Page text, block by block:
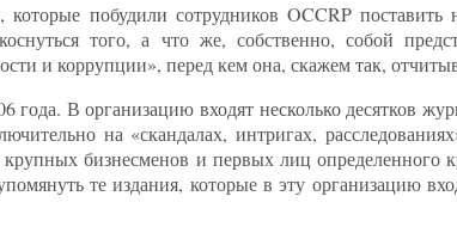
побудили сотрудников OCCRP поставить
того, а что же, собственно, собой
и коррупции», перед кем она, скажем так,
года. В организацию входят несколько десятков
на «скандалах, интригах,
бизнесменов и первых лиц определенного
те издания, которые в эту организацию